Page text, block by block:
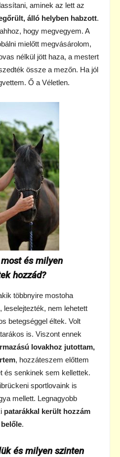
aminek az lett az
álló helyben habzott.
hogy megvegyem. A
mielőtt megvásárolom,
nélkül jött haza, a mestert
össze a mezőn. Ha jól
Ő a Véletlen.
és milyen
hozzád?
többnyire mostoha
leselejtezték, nem lehetett
betegséggel éltek. Volt
is. Viszont ennek
lovakhoz jutottam,
, hozzáteszem előttem
és senkinek sem kellettek.
sportlovaink is
mellett. Legnagyobb
patarákkal került hozzám
.
és milyen szinten